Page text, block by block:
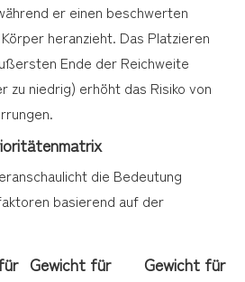
er einen beschwerten
heranzieht. Das Platzieren
Ende der Reichweite
zu niedrig) erhöht das Risiko von
die Bedeutung
basierend auf der
Gewicht für
Gewicht für